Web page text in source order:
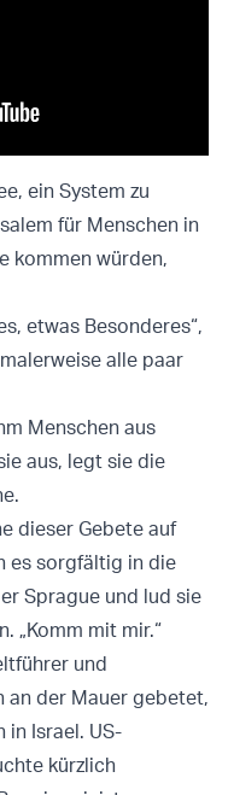
ein System zu
für Menschen in
kommen würden,
etwas Besonderes“,
alle paar
Menschen aus
aus, legt sie die
dieser Gebete auf
es sorgfältig in die
Sprague und lud sie
„Komm mit mir.“
und
an der Mauer gebetet,
in Israel. US-
kürzlich